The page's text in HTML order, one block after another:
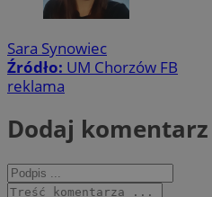
Sara Synowiec
Źródło: UM Chorzów FB
reklama
Dodaj komentarz